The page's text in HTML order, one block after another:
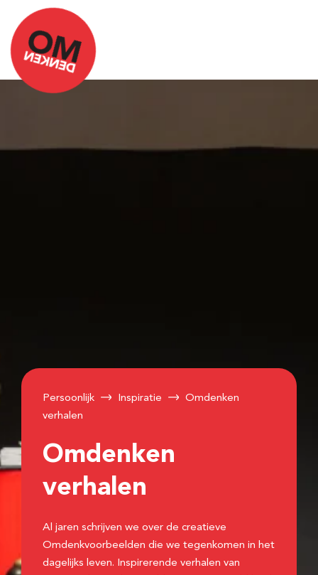
Persoonlijk Inspiratie
Omdenken
verhalen
Omdenken
verhalen
Al jaren schrijven we over de creatieve
Omdenkvoorbeelden die we tegenkomen in het
dagelijks leven. Inspirerende verhalen van